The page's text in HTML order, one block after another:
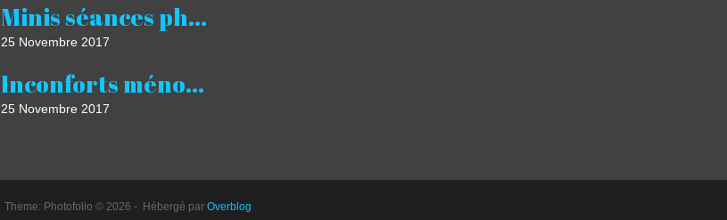
Minis séances photos Noël studio 2017 Castres Albi Revel
25 Novembre 2017
Inconforts ménopause bouffées de chaleur à Castres Luxothérapie Luxopuncture
25 Novembre 2017
Theme: Photofolio © 2026 - Hébergé par Overblog